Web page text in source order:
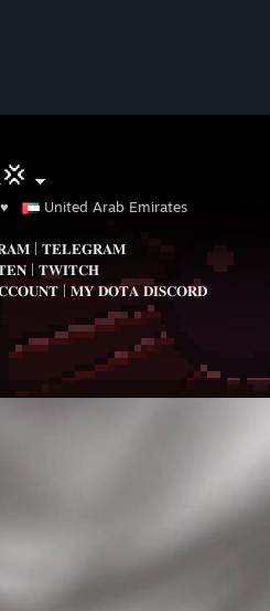
United Arab Emirates
𝐓𝐄𝐋𝐄𝐆𝐑𝐀𝐌
‎𝐓𝐖𝐈𝐓𝐂𝐇
𝐌𝐘 𝐃𝐎𝐓𝐀 𝐃𝐈𝐒𝐂𝐎𝐑𝐃